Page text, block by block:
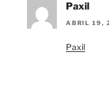
Paxil
ABRIL 19,
Paxil